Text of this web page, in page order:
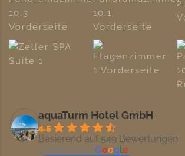
aquaTurm Hotel GmbH
4.5
Basierend auf 549 Bewertungen
powered by Google